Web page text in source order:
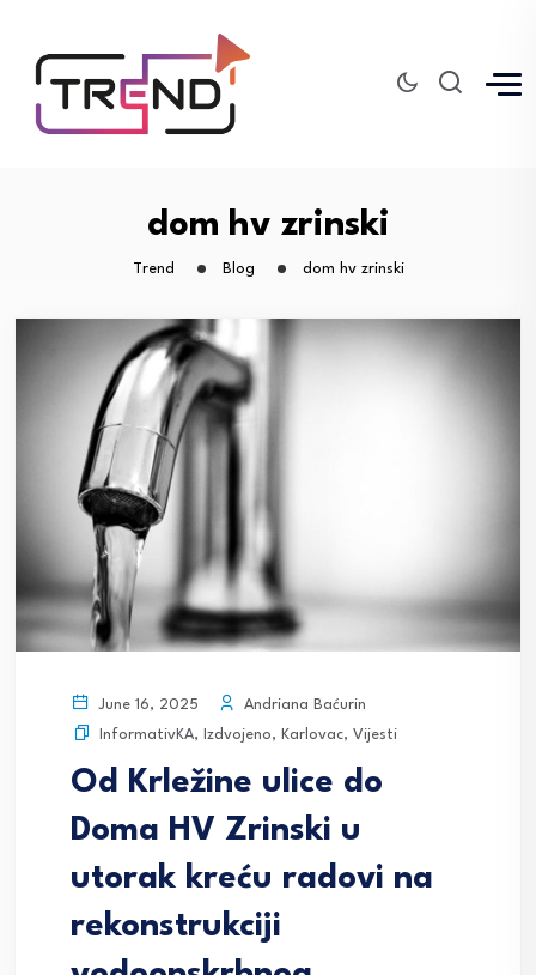
dom hv zrinski
Trend Blog dom hv zrinski
June 16, 2025
Andriana Baćurin
InformativKA, Izdvojeno, Karlovac, Vijesti
Od Krležine ulice do
Doma HV Zrinski u
utorak kreću radovi na
rekonstrukciji